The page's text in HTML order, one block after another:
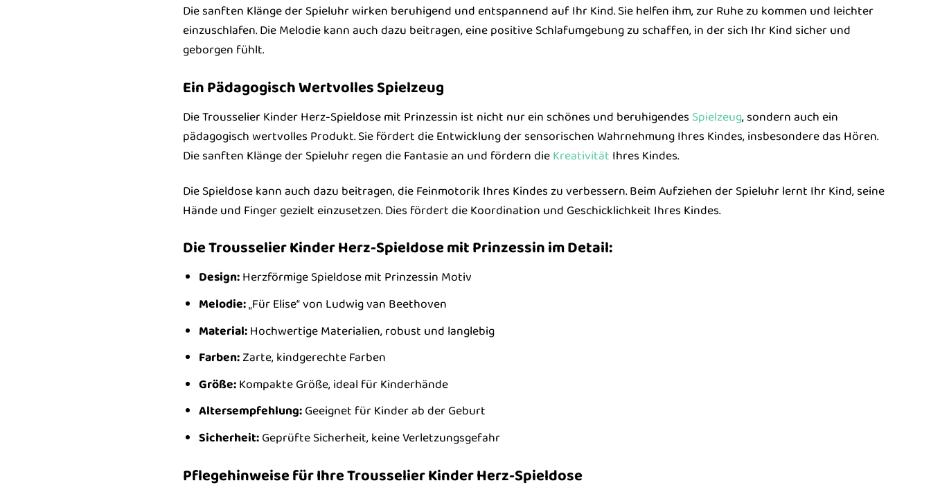
Die sanften Klänge der Spieluhr wirken beruhigend und entspannend auf Ihr Kind. Sie helfen ihm, zur Ruhe zu kommen und leichter
einzuschlafen. Die Melodie kann auch dazu beitragen, eine positive Schlafumgebung zu schaffen, in der sich Ihr Kind sicher und
geborgen fühlt.
Ein Pädagogisch Wertvolles Spielzeug
Die Trousselier Kinder Herz-Spieldose mit Prinzessin ist nicht nur ein schönes und beruhigendes Spielzeug, sondern auch ein
pädagogisch wertvolles Produkt. Sie fördert die Entwicklung der sensorischen Wahrnehmung Ihres Kindes, insbesondere das Hören.
Die sanften Klänge der Spieluhr regen die Fantasie an und fördern dieKreativität Ihres Kindes.
Die Spieldose kann auch dazu beitragen, die Feinmotorik Ihres Kindes zu verbessern. Beim Aufziehen der Spieluhr lernt Ihr Kind, seine
Hände und Finger gezielt einzusetzen. Dies fördert die Koordination und Geschicklichkeit Ihres Kindes.
Die Trousselier Kinder Herz-Spieldose mit Prinzessin im Detail:
Design:Herzförmige Spieldose mit Prinzessin Motiv
Melodie:„Für Elise“ von Ludwig van Beethoven
Material:Hochwertige Materialien, robust und langlebig
Farben:Zarte, kindgerechte Farben
Größe:Kompakte Größe, ideal für Kinderhände
Altersempfehlung:Geeignet für Kinder ab der Geburt
Sicherheit:Geprüfte Sicherheit, keine Verletzungsgefahr
Pflegehinweise für Ihre Trousselier Kinder Herz-Spieldose